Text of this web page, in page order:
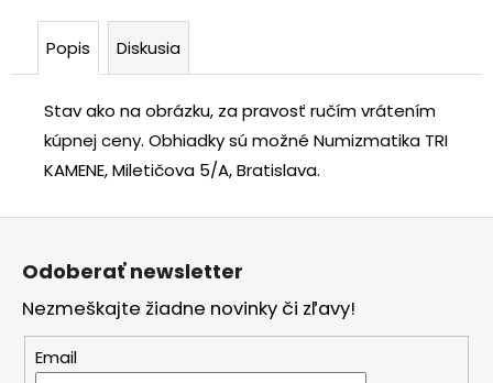
Popis Diskusia
Stav ako na obrázku, za pravosť ručím vrátením
kúpnej ceny. Obhiadky sú možné Numizmatika TRI
KAMENE, Miletičova 5/A, Bratislava.
Z
Odoberať newsletter
Nezmeškajte žiadne novinky či zľavy!
Email